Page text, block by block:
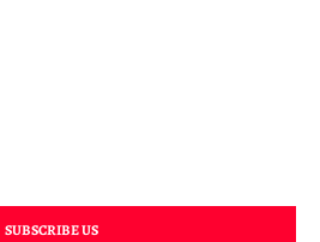
SUBSCRIBE US